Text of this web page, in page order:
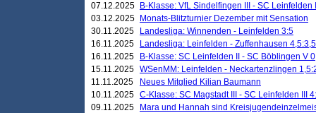
07.12.2025
B-Klasse: VfL Sindelfingen III - SC Leinfelden
03.12.2025
Monats-Blitzturnier Dezember mit Sensation
30.11.2025
Landesliga: Winnenden - Leinfelden 3:5
16.11.2025
Landesliga: Leinfelden - Zuffenhausen 4,5:3,5
16.11.2025
B-Klasse: SC Leinfelden II - SC Böblingen V
15.11.2025 WSenMM: Leinfelden - Neckartenzlingen
11.11.2025
Neues Mitglied Kilian Baumann
10.11.2025 C-Klasse: SC Magstadt III - SC Leinfelden III
09.11.2025
Mara und Hannah sind